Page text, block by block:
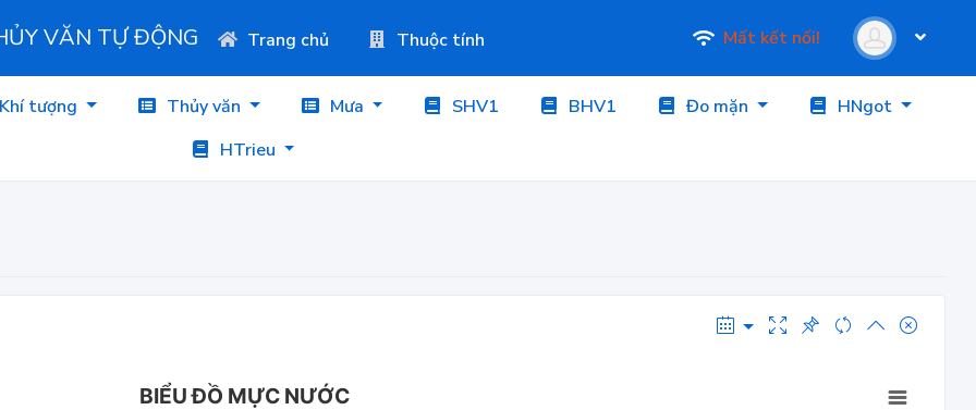
VĂN TỰ ĐỘNG Trang chủ Thuộc tính Mất kết nối!
Khí tượng Thủy văn Mưa SHV1 BHV1 Đo mặn
HNgot
HTrieu
BIỂU ĐỒ MỰC NƯỚC